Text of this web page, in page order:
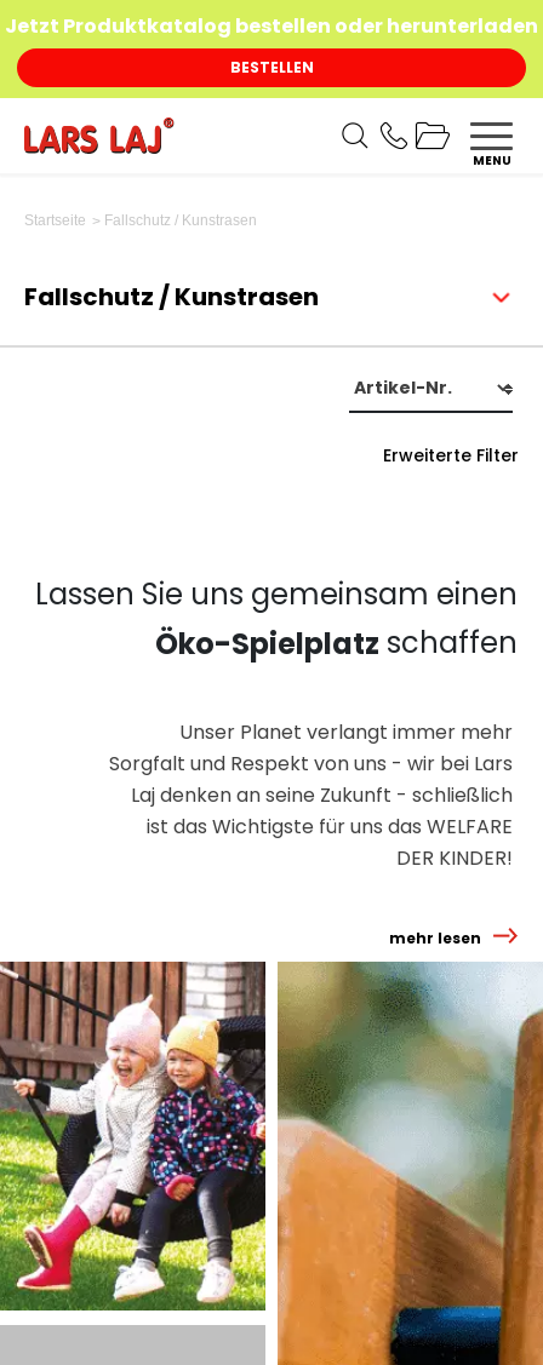
Jetzt Produktkatalog bestellen oder herunterladen
BESTELLEN
MENU
Startseite Fallschutz / Kunstrasen
Fallschutz / Kunstrasen
Erweiterte Filter
Lassen Sie uns gemeinsam einen
Öko-Spielplatz schaffen
Unser Planet verlangt immer mehr
Sorgfalt und Respekt von uns - wir bei Lars
Laj denken an seine Zukunft - schließlich
ist das Wichtigste für uns das WELFARE
DER KINDER!
mehr lesen